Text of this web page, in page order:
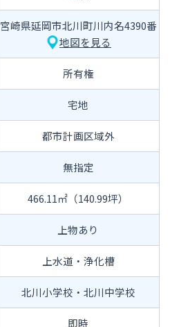
宮崎県延岡市北川町川内名4390番
地図を見る
所有権
宅地
都市計画区域外
無指定
466.11㎡（140.99坪）
上物あり
上水道・浄化槽
北川小学校・北川中学校
即時